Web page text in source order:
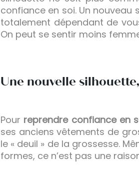
confiance en soi. Un
totalement dépendant de
On peut se sentir moins
Une nouvelle
Pour reprendre confiance en
ses anciens vêtements de
le « deuil » de la grossesse.
formes, ce n’est pas une